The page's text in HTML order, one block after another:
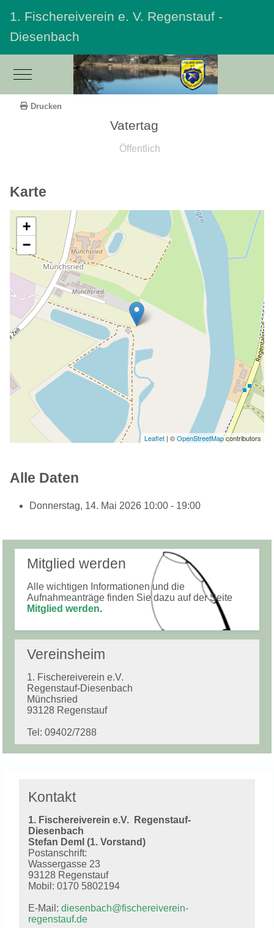
1. Fischereiverein e. V. Regenstauf -
Diesenbach
Mobile Menu Toggle
Drucken
Vatertag
Öffentlich
Karte
+
−
Leaflet| ©OpenStreetMapcontributors
Alle Daten
Donnerstag, 14. Mai 2026 10:00 - 19:00
Mitglied werden
Alle wichtigen Informationen und die
Aufnahmeanträge finden Sie dazu auf der Seite
Mitglied werden.
Vereinsheim
1. Fischereiverein e.V.
Regenstauf-Diesenbach
Münchsried
93128 Regenstauf
Tel: 09402/7288
Kontakt
1. Fischereiverein e.V.
Regenstauf-
Diesenbach
Stefan Deml (1. Vorstand)
Postanschrift:
Wassergasse 23
93128 Regenstauf
Mobil: 0170 5802194
E-Mail:diesenbach@fischereiverein-
regenstauf.de